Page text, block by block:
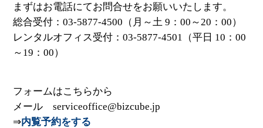
まずはお電話にてお問合せをお願いいたします。
総合受付：03-5877-4500（月～土 9：00～20：00）
レンタルオフィス受付：03-5877-4501（平日 10：00
～19：00）
フォームはこちらから
メール serviceoffice@bizcube.jp
⇒内覧予約をする